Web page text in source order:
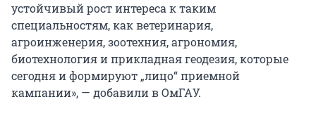
устойчивый рост интереса к таким
специальностям, как ветеринария,
агроинженерия, зоотехния, агрономия,
биотехнология и прикладная геодезия,которые
сегодня и формируют „лицо“ приемной
кампании», — добавили в ОмГАУ.